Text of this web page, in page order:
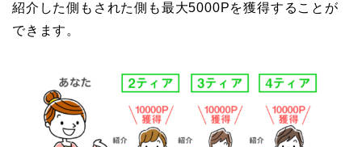
紹介した側もされた側も最大5000Pを獲得することが
できます。